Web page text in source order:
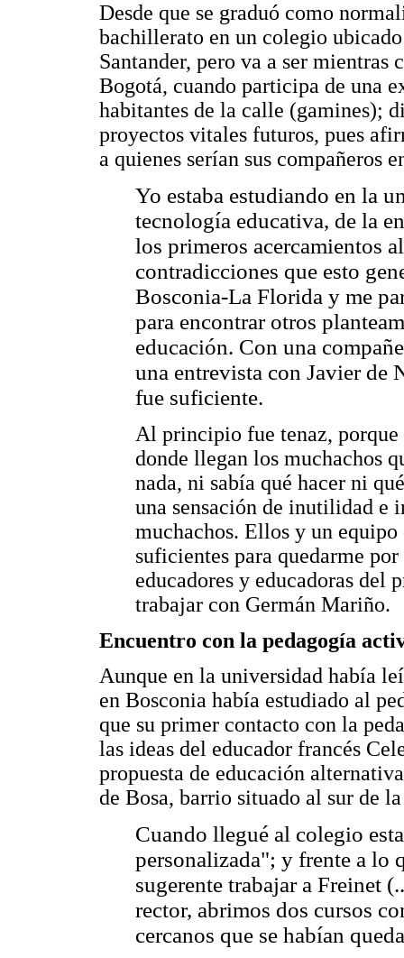
Desde que se graduó como
bachillerato en un colegio
Santander, pero va a ser mientras
Bogotá, cuando participa de una
habitantes de la calle (gamines);
proyectos vitales futuros, pues
a quienes serían sus compañeros
Yo estaba estudiando en la
tecnología educativa, de la
los primeros acercamientos
contradicciones que esto
Bosconia-La Florida y me
para encontrar otros
educación. Con una
una entrevista con Javier de
fue suficiente.
Al principio fue tenaz,
donde llegan los muchachos
nada, ni sabía qué hacer ni
una sensación de inutilidad e
muchachos. Ellos y un
suficientes para quedarme
educadores y educadoras del
trabajar con Germán Mariño.
Encuentro con la pedagogía
Aunque en la universidad había
en Bosconia había estudiado al
que su primer contacto con la
las ideas del educador francés
propuesta de educación
de Bosa, barrio situado al sur de
Cuando llegué al colegio
personalizada"; y frente a lo
sugerente trabajar a Freinet
rector, abrimos dos cursos
cercanos que se habían